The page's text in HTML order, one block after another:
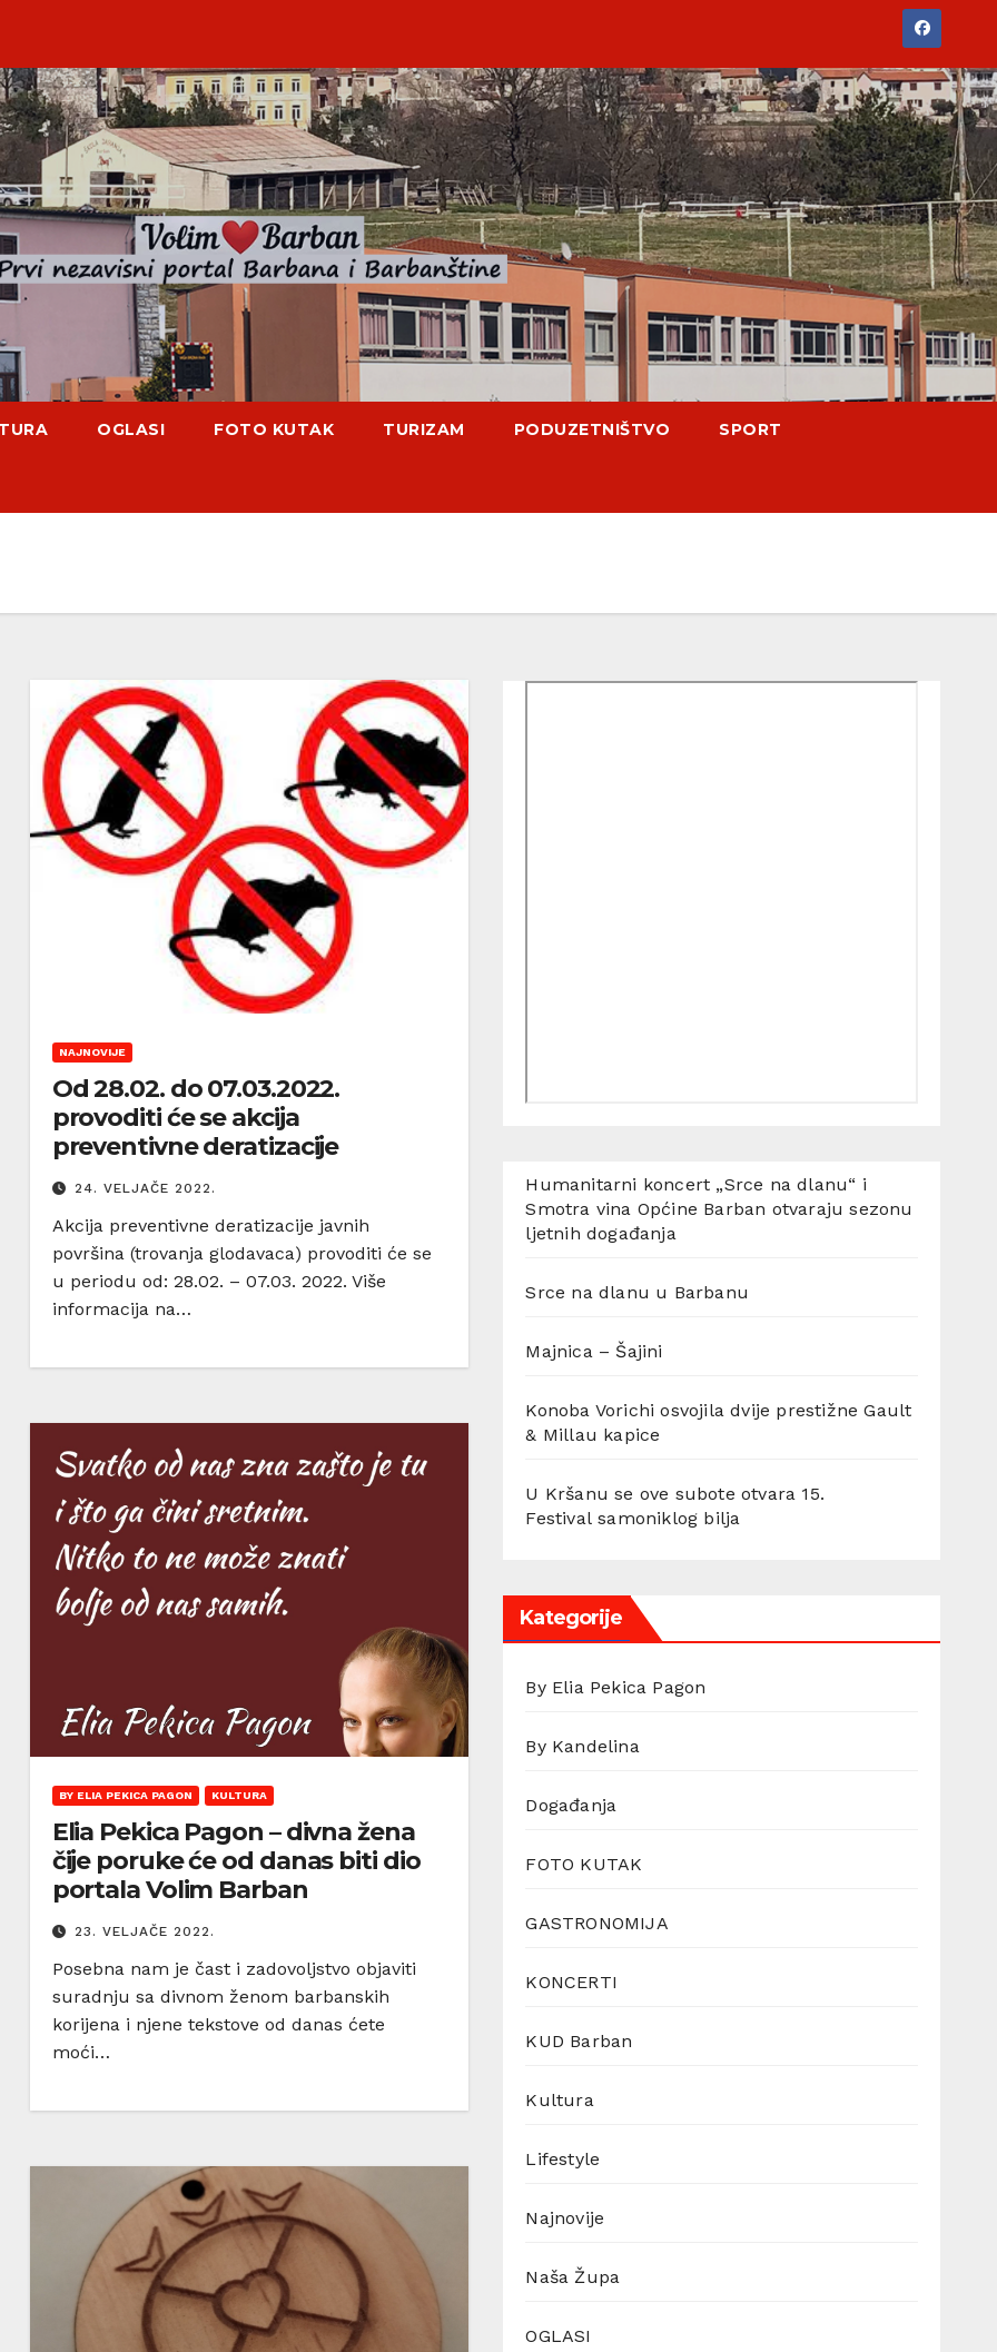
OGLASI FOTO KUTAK TURIZAM PODUZETNIŠTVO SPORT
NAJNOVIJE
Od 28.02. do 07.03.2022.
provoditi će se akcija
preventivne deratizacije
24. VELJAČE 2022.
Akcija preventivne deratizacije javnih
površina (trovanja glodavaca) provoditi će se
u periodu od: 28.02. – 07.03. 2022. Više
informacija na…
BY ELIA PEKICA PAGON KULTURA
Elia Pekica Pagon – divna žena
čije poruke će od danas biti dio
portala Volim Barban
23. VELJAČE 2022.
Posebna nam je čast i zadovoljstvo objaviti
suradnju sa divnom ženom barbanskih
korijena i njene tekstove od danas ćete
moći…
Humanitarni koncert „Srce na dlanu“ i
Smotra vina Općine Barban otvaraju sezonu
ljetnih događanja
Srce na dlanu u Barbanu
Majnica – Šajini
Konoba Vorichi osvojila dvije prestižne Gault
& Millau kapice
U Kršanu se ove subote otvara 15.
Festival samoniklog bilja
Kategorije
By Elia Pekica Pagon
By Kandelina
Događanja
FOTO KUTAK
GASTRONOMIJA
KONCERTI
KUD Barban
Kultura
Lifestyle
Najnovije
Naša Župa
OGLASI